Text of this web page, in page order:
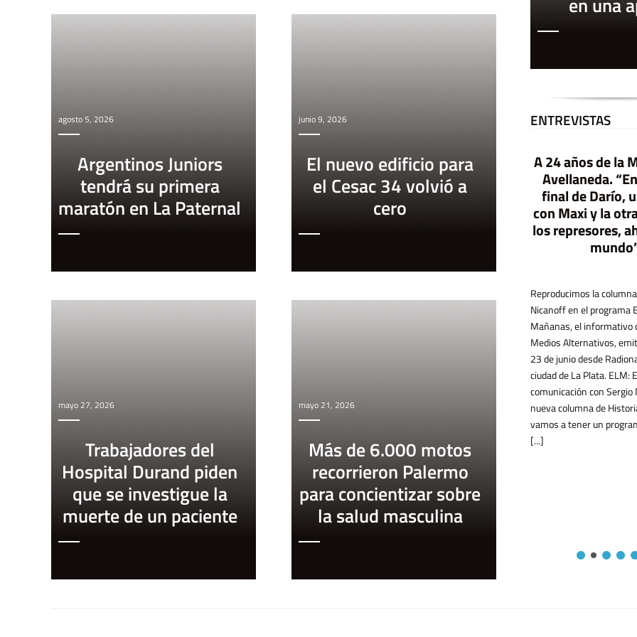
agosto 5, 2026
Argentinos Juniors
tendrá su primera
maratón en La Paternal
junio 9, 2026
El nuevo edificio para
el Cesac 34 volvió a
cero
mayo 27, 2026
Trabajadores del
Hospital Durand piden
que se investigue la
muerte de un paciente
mayo 21, 2026
Más de 6.000 motos
recorrieron Palermo
para concientizar sobre
la salud masculina
ENTREVISTAS
E
l G
obierno contra las
librerías-Libros com
o
quesos y gaseosas
A 24 años de la
Avellaneda.
final de Darío,
con Maxi y la
los represores,
Reproducimos la
Nicanoff en el programa
Mañanas, el informativo
Medios Alternativos,
23 de junio desde
ciudad de La Plata. ELM:
comunicación con
nueva columna de
vamos a tener un
[...]